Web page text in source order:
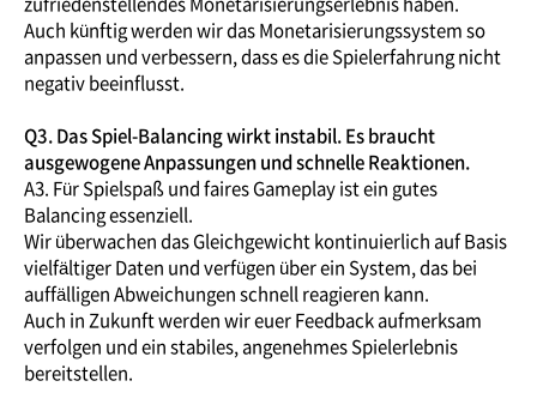
Auch künftig werden wir das Monetarisierungssystem so
anpassen und verbessern, dass es die Spielerfahrung nicht
negativ beeinflusst.
Q3. Das Spiel-Balancing wirkt instabil. Es braucht
ausgewogene Anpassungen und schnelle Reaktionen.
A3. Für Spielspaß und faires Gameplay ist ein gutes
Balancing essenziell.
Wir überwachen das Gleichgewicht kontinuierlich auf Basis
vielfältiger Daten und verfügen über ein System, das bei
auffälligen Abweichungen schnell reagieren kann.
Auch in Zukunft werden wir euer Feedback aufmerksam
verfolgen und ein stabiles, angenehmes Spielerlebnis
bereitstellen.